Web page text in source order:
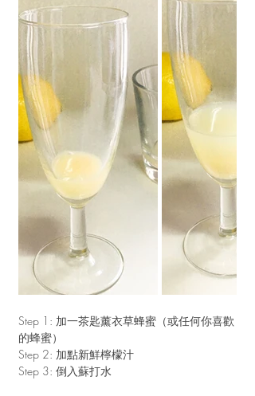
Step 1: 加一茶匙薰衣草蜂蜜（或任何你喜歡
的蜂蜜）
Step 2: 加點新鮮檸檬汁
Step 3: 倒入蘇打水